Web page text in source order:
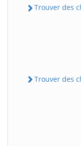
Trouver des
Trouver des